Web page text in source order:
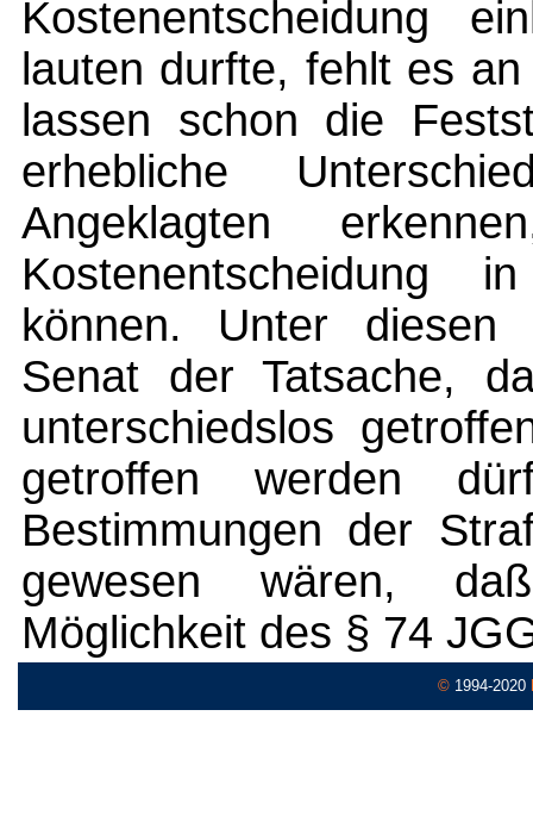
Kostenentscheidung
lauten durfte, fehlt es
lassen schon die
erhebliche
Angeklagten
Kostenentscheidung
können. Unter diesen
Senat der Tatsache,
unterschiedslos
getroffen werden
Bestimmungen der
gewesen wären,
Möglichkeit des § 74
© 1994-2020